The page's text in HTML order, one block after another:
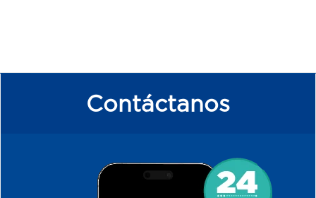
Contáctanos